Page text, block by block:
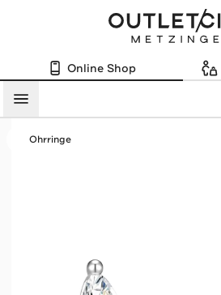
Online Shop
Menü
Ohrringe